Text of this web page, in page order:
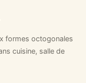
formes octogonales
cuisine, salle de